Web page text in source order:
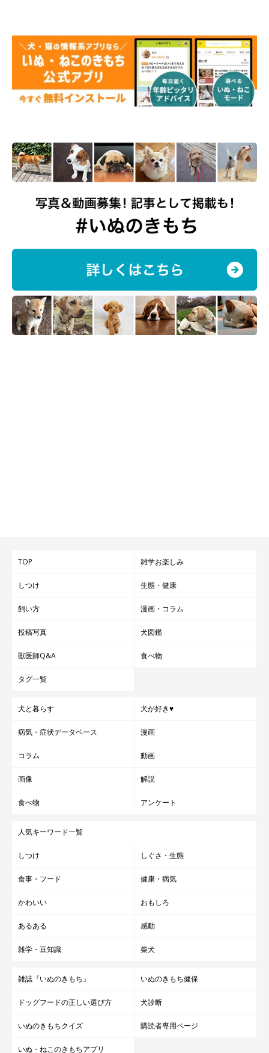
TOP 雑学お楽しみ
しつけ 生態・健康
飼い方 漫画・コラム
投稿写真 犬図鑑
獣医師Q&A 食べ物
タグ一覧
犬と暮らす 犬が好き♥
病気・症状データベース 漫画
コラム 動画
画像 解説
食べ物 アンケート
人気キーワード一覧
しつけ しぐさ・生態
食事・フード 健康・病気
かわいい おもしろ
あるある 感動
雑学・豆知識 柴犬
雑誌『いぬのきもち』 いぬのきもち健保
ドッグフードの正しい選び方 犬診断
いぬのきもちクイズ 購読者専用ページ
いぬ・ねこのきもちアプリ